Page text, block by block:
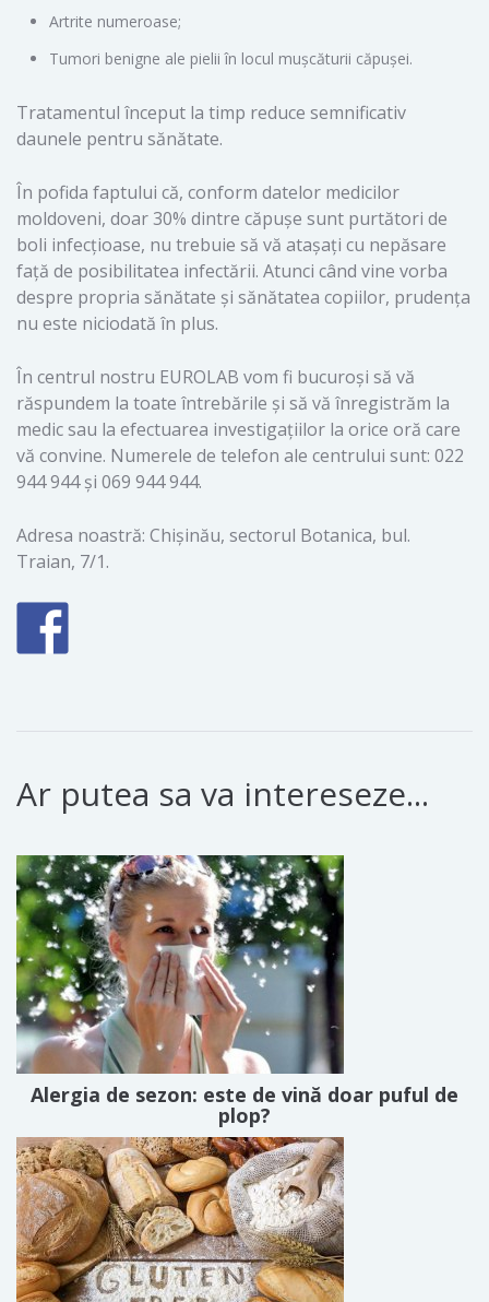
Artrite numeroase;
Tumori benigne ale pielii în locul mușcăturii căpușei.
Tratamentul început la timp reduce semnificativ
daunele pentru sănătate.
În pofida faptului că, conform datelor medicilor
moldoveni, doar 30% dintre căpușe sunt purtători de
boli infecțioase, nu trebuie să vă atașați cu nepăsare
față de posibilitatea infectării. Atunci când vine vorba
despre propria sănătate și sănătatea copiilor, prudența
nu este niciodată în plus.
În centrul nostru EUROLAB vom fi bucuroși să vă
răspundem la toate întrebările și să vă înregistrăm la
medic sau la efectuarea investigațiilor la orice oră care
vă convine. Numerele de telefon ale centrului sunt: 022
944 944 și 069 944 944.
Adresa noastră: Chișinău, sectorul Botanica, bul.
Traian, 7/1.
Ar putea sa va intereseze...
Alergia de sezon: este de vină doar puful de
plop?